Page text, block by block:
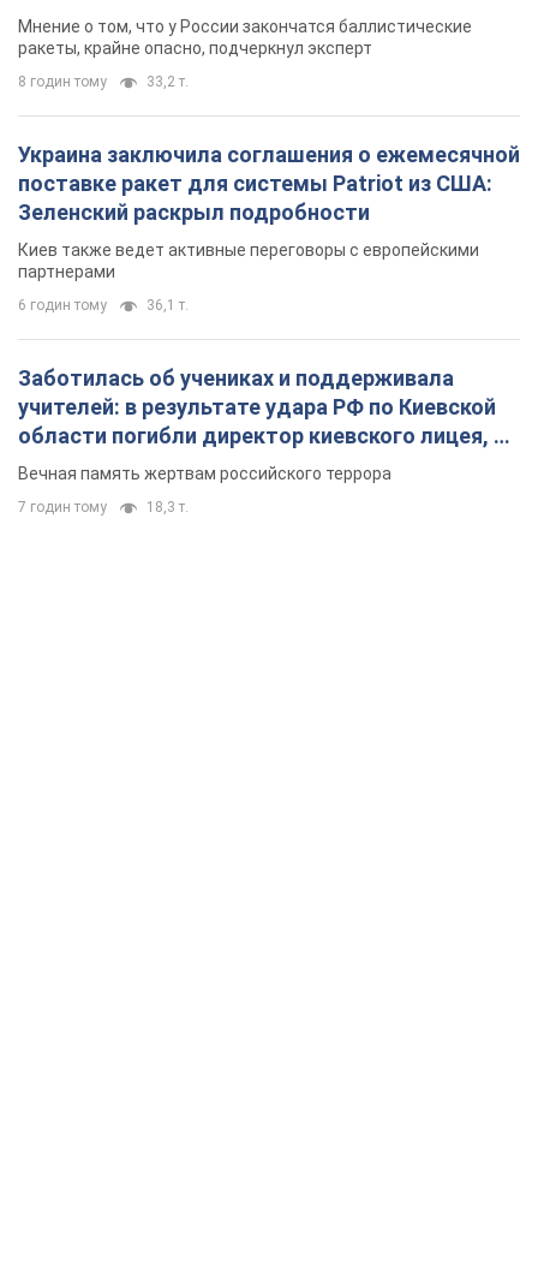
Мнение о том, что у России закончатся баллистические
ракеты, крайне опасно, подчеркнул эксперт
8 годин тому 33,2 т.
Украина заключила соглашения о ежемесячной
поставке ракет для системы Patriot из США:
Зеленский раскрыл подробности
Киев также ведет активные переговоры с европейскими
партнерами
6 годин тому 36,1 т.
Заботилась об учениках и поддерживала
учителей: в результате удара РФ по Киевской
области погибли директор киевского лицея, её
муж и внук
Вечная память жертвам российского террора
7 годин тому 18,3 т.